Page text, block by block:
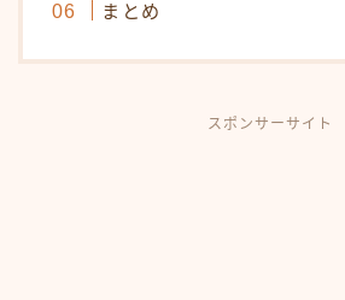
まとめ
スポンサーサイト